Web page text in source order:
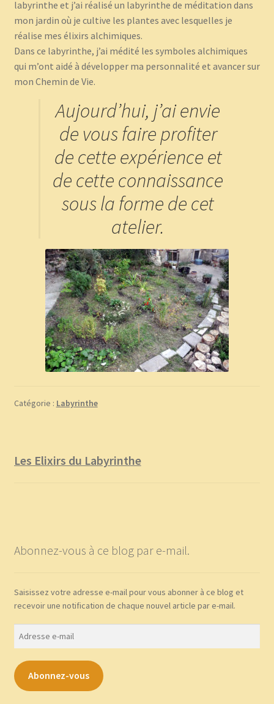
labyrinthe et j’ai réalisé un labyrinthe de méditation dans
mon jardin où je cultive les plantes avec lesquelles je
réalise mes élixirs alchimiques.
Dans ce labyrinthe, j’ai médité les symboles alchimiques
qui m’ont aidé à développer ma personnalité et avancer sur
mon Chemin de Vie.
Aujourd’hui, j’ai envie
de vous faire profiter
de cette expérience et
de cette connaissance
sous la forme de cet
atelier.
Catégorie : Labyrinthe
Les Elixirs du Labyrinthe
Abonnez-vous à ce blog par e-mail.
Saisissez votre adresse e-mail pour vous abonner à ce blog et
recevoir une notification de chaque nouvel article par e-mail.
Abonnez-vous